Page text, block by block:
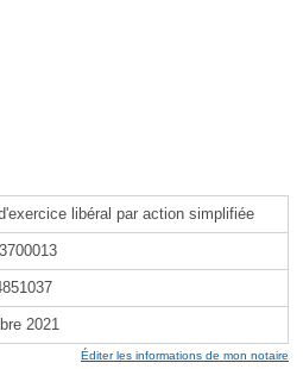
libéral par action simplifiée
2021
Éditer les informations de mon notaire